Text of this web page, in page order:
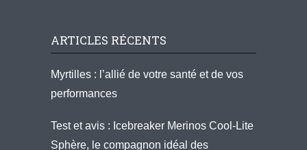
ARTICLES RÉCENTS
Myrtilles : l’allié de votre santé et de vos
performances
Test et avis : Icebreaker Merinos Cool-Lite
Sphère, le compagnon idéal des